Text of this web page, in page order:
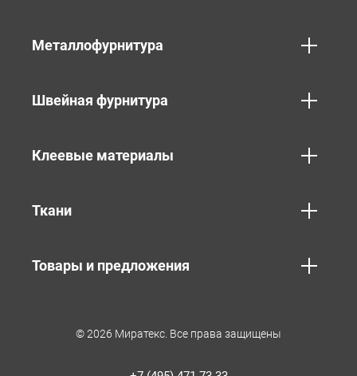
Металлофурнитура
Швейная фурнитура
Клеевые материалы
Ткани
Товары и предложения
© 2026 Миратекс. Все права защищены